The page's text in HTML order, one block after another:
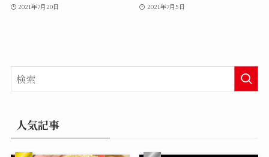
2021年7月20日 2021年7月5日
人気記事